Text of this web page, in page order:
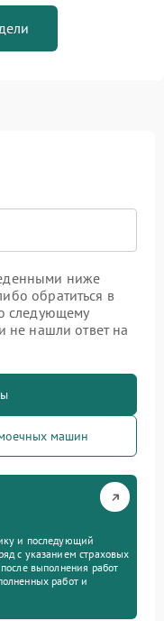
ниже
обратиться в
следующему
не нашли ответ на
машин
и последующий
с указанием страховых
выполнения работ
работ и